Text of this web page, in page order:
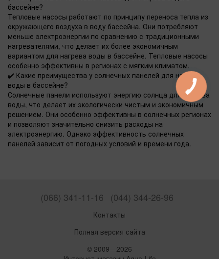
бассейне?
Тепловые насосы работают по принципу переноса тепла из
окружающего воздуха в воду бассейна. Они потребляют
меньше электроэнергии по сравнению с традиционными
нагревателями, что делает их более экономичным
вариантом для нагрева воды в бассейне. Тепловые насосы
особенно эффективны в регионах с мягким климатом.
✔️ Какие преимущества у солнечных панелей для нагрева
воды в бассейне?
Солнечные панели используют энергию солнца для нагрева
воды, что делает их экологически чистым и экономичным
решением. Они особенно эффективны в солнечных регионах
и позволяют значительно снизить расходы на
электроэнергию. Однако эффективность солнечных
панелей зависит от погодных условий и времени года.
(066) 341-11-16 (044) 344-26-96
Контакты
Полная версия сайта
© 2009—2026